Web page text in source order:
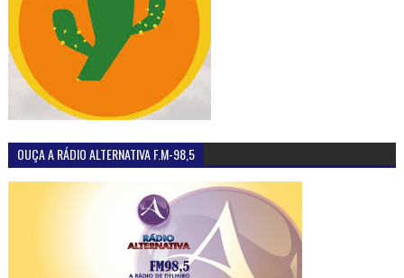
OUÇA A RÁDIO ALTERNATIVA F.M-98,5